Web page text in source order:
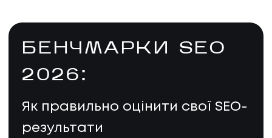
БЕНЧМАРКИ SEO
2026:
Як правильно оцінити свої SEO-
результати